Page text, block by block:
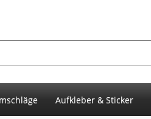
Aufkleber & Sticker